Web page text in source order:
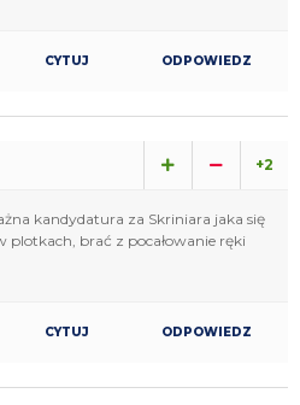
CYTUJ ODPOWIEDZ
+2
kandydatura za Skriniara jaka się
plotkach, brać z pocałowanie ręki
CYTUJ ODPOWIEDZ